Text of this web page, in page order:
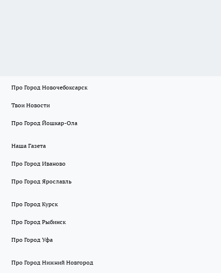
Про Город Новочебоксарск
Твои Новости
Про Город Йошкар-Ола
Наша Газета
Про Город Иваново
Про Город Ярославль
Про Город Курск
Про Город Рыбинск
Про Город Уфа
Про Город Нижний Новгород